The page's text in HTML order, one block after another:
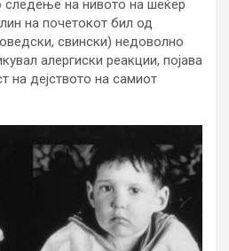
на нивото на шеќер
на почетокот бил од
свински) недоволно
алергиски реакции, појава
на дејството на самиот